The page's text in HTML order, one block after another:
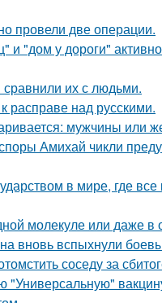
провели две операции.
"дом у дороги"
их с людьми.
расправе над русскими.
мужчины или
Амихай чикли
в мире, где
молекуле или даже
вновь вспыхнули
соседу за